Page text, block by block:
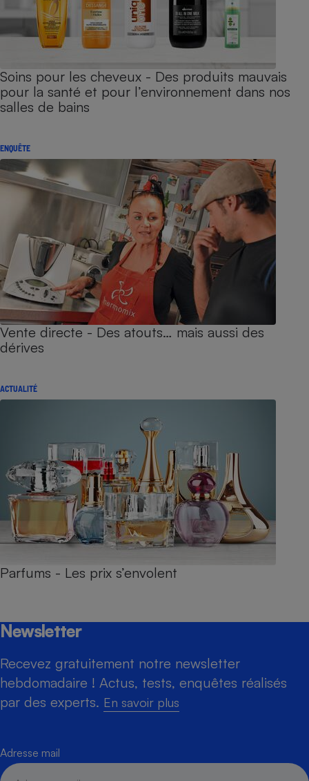
Soins pour les cheveux - Des produits mauvais
pour la santé et pour l’environnement dans nos
salles de bains
ENQUÊTE
Vente directe - Des atouts… mais aussi des
dérives
ACTUALITÉ
Parfums - Les prix s’envolent
Newsletter
Recevez gratuitement notre newsletter
hebdomadaire ! Actus, tests, enquêtes réalisés
par des experts. En savoir plus
Adresse mail